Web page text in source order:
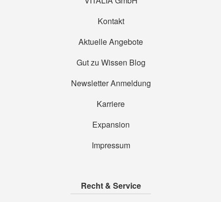
Kontakt
Aktuelle Angebote
Gut zu Wissen Blog
Newsletter Anmeldung
Karriere
Expansion
Impressum
Recht & Service